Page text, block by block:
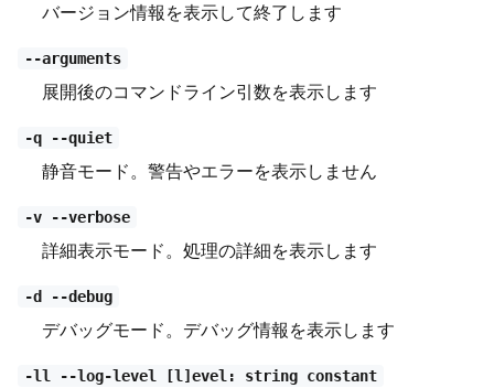
バージョン情報を表示して終了します
--arguments
展開後のコマンドライン引数を表示します
-q --quiet
静音モード。警告やエラーを表示しません
-v --verbose
詳細表示モード。処理の詳細を表示します
-d --debug
デバッグモード。デバッグ情報を表示します
-ll --log-level [l]evel: string constant